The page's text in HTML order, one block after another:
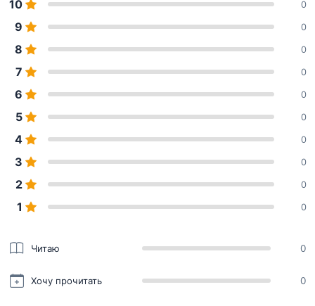
10 0
9 0
8 0
7 0
6 0
5 0
4 0
3 0
2 0
1 0
Читаю 0
Хочу прочитать 0